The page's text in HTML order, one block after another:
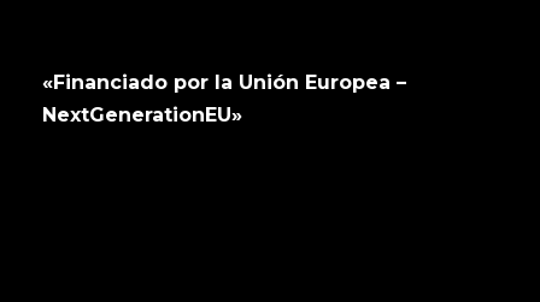
«Financiado por la Unión Europea –
NextGenerationEU»